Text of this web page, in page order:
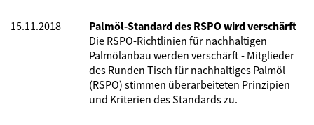
15.11.2018
Palmöl-Standard des RSPO wird verschärft
Die RSPO-Richtlinien für nachhaltigen
Palmölanbau werden verschärft - Mitglieder
des Runden Tisch für nachhaltiges Palmöl
(RSPO) stimmen überarbeiteten Prinzipien
und Kriterien des Standards zu.